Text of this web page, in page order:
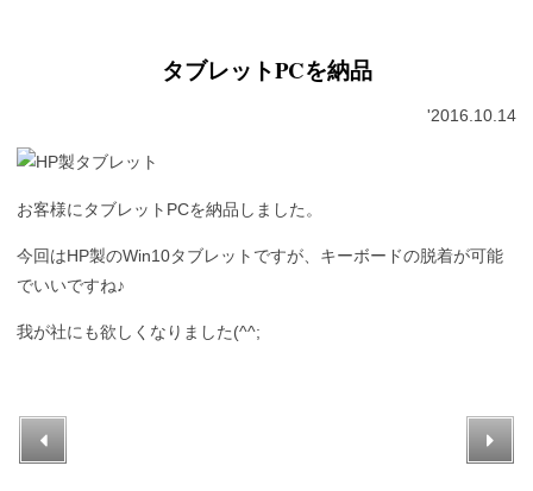
タブレットPCを納品
'2016.10.14
お客様にタブレットPCを納品しました。
今回はHP製のWin10タブレットですが、キーボードの脱着が可能
でいいですね♪
我が社にも欲しくなりました(^^;